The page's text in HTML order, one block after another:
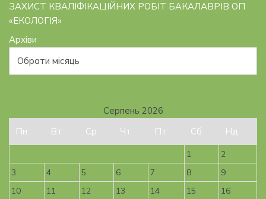
ЗАХИСТ КВАЛІФІКАЦІЙНИХ РОБІТ БАКАЛАВРІВ ОП
«ЕКОЛОГІЯ»
Архіви
Серпень 2026
Пн
Вт Ср Чт Пт Сб Нд
1
2
3
4 5 6 7 8
9
10
11 12 13 14 15 16